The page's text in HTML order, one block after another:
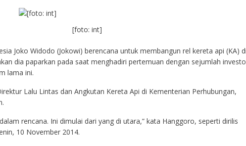
[foto: int]
Joko Widodo (Jokowi) berencana untuk membangun rel kereta api (KA) di
dia paparkan pada saat menghadiri pertemuan dengan sejumlah
lama ini.
Lalu Lintas dan Angkutan Kereta Api di Kementerian Perhubungan,
rencana. Ini dimulai dari yang di utara,” kata Hanggoro, seperti dirilis
10 November 2014.